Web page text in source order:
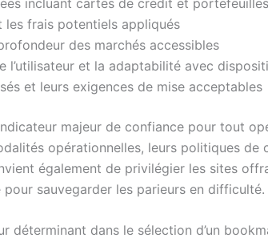
les frais potentiels appliqués
des marchés accessibles
l’utilisateur et la adaptabilité avec
et leurs exigences de mise acceptables
majeur de confiance pour tout
opérationnelles, leurs politiques
également de privilégier les sites
sauvegarder les parieurs en difficulté.
déterminant dans le sélection d’un